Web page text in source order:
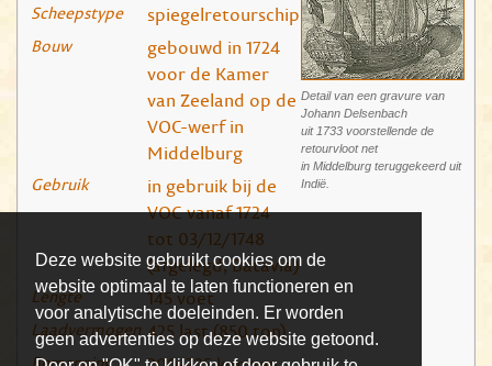
Deze website gebruikt cookies om de
website optimaal te laten functioneren en
voor analytische doeleinden. Er worden
geen advertenties op deze website getoond.
Detail van een gravure van
Johann Delsenbach
uit 1733 voorstellende de
retourvloot net
in Middelburg teruggekeerd uit
Indië.
Scheepstype spiegelretourschip
Bouw
gebouwd in 1724
voor de Kamer
van Zeeland op de
VOC-werf in
Middelburg
Gebruik
in gebruik bij de
VOC vanaf 1724
tot 03/12/1748
(afgelegd, Batavia)
Lengte 145 voet
Laadvermogen 425 last (850 ton)